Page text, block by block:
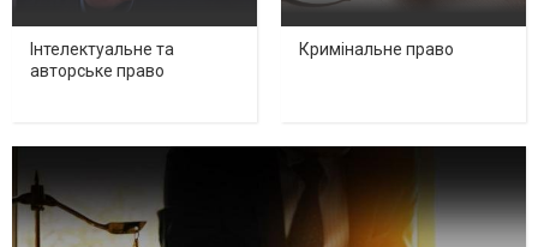
Інтелектуальне та
авторське право
Кримінальне право